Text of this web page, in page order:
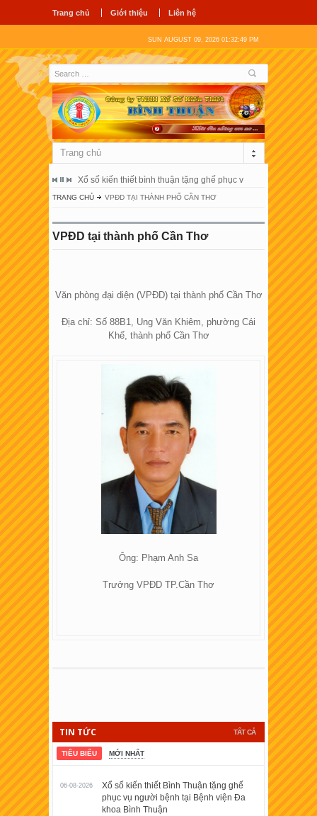
Trang chủ Giới thiệu Liên hệ
SUN AUGUST 09, 2026 01:32:49 PM
Trang chủ
vương Xổ số kiến thiết bình thuận tặng ghế phục vụ người bệnh tại
Công ty
TRANG CHỦ VPĐD TẠI THÀNH PHỐ CẦN THƠ
VPĐD tại thành phố Cần Thơ
Văn phòng đại diện (VPĐD) tại thành phố Cần Thơ
Địa chỉ: Số 88B1, Ung Văn Khiêm, phường Cái
Khế, thành phố Cần Thơ
Ông: Phạm Anh Sa
Trưởng VPĐD TP.Cần Thơ
TẤT CẢ
TIN TỨC
TIÊU BIỂU MỚI NHẤT
06-08-2026
Xổ số kiến thiết Bình Thuận tặng ghế
phục vụ người bệnh tại Bệnh viện Đa
khoa Bình Thuận